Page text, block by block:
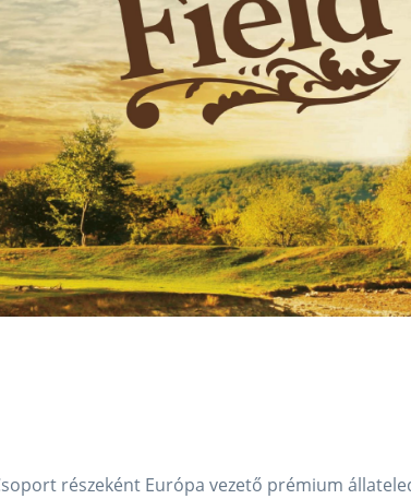
részeként Európa vezető prémium